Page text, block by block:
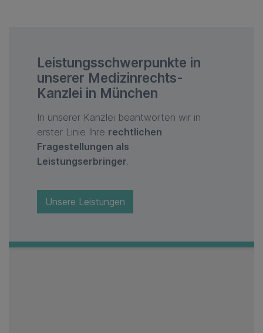
Leistungsschwerpunkte in
unserer Medizinrechts-
Kanzlei in München
In unserer Kanzlei beantworten wir in
erster Linie Ihre rechtlichen
Fragestellungen als
Leistungserbringer.
Unsere Leistungen